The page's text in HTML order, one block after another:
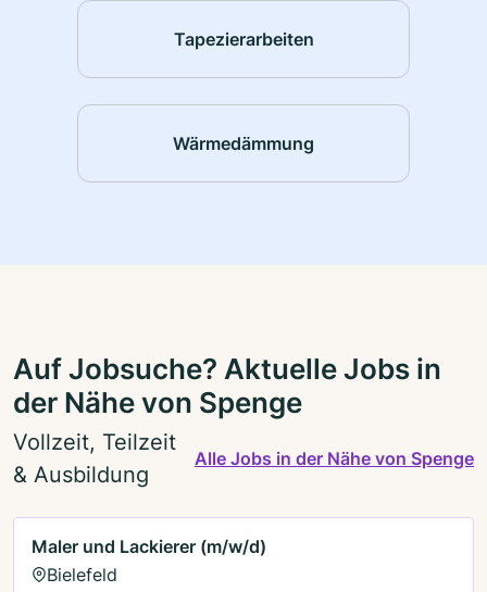
Tapezierarbeiten
Wärmedämmung
Auf Jobsuche? Aktuelle Jobs in
der Nähe von Spenge
Vollzeit, Teilzeit
& Ausbildung
Alle Jobs in der Nähe von Spenge
Maler und Lackierer (m/w/d)
Bielefeld